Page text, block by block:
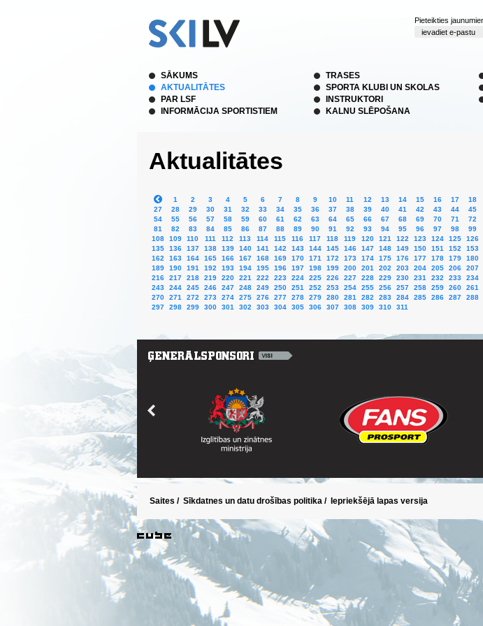
Pieteikties
SĀKUMS
AKTUALITĀTES
PAR LSF
INFORMĀCIJA SPORTISTIEM
TRASES
SPORTA KLUBI UN SKOLAS
INSTRUKTORI
KALNU SLĒPOŠANA
Aktualitātes
1 2 3 4 5 6 7 8 9 10 11 12 13 14 15 16 17 18
27
28 29 30 31 32 33 34 35 36 37 38 39 40 41 42 43 44 45
54
55 56 57 58 59 60 61 62 63 64 65 66 67 68 69 70 71 72
81
82 83 84 85 86 87 88 89 90 91 92 93 94 95 96 97 98 99
108
109 110 111 112 113 114 115 116 117 118 119 120 121 122 123 124 125 126
135
136 137 138 139 140 141 142 143 144 145 146 147 148 149 150 151 152 153
162
163 164 165 166 167 168 169 170 171 172 173 174 175 176 177 178 179 180
189
190 191 192 193 194 195 196 197 198 199 200 201 202 203 204 205 206 207
216
217 218 219 220 221 222 223 224 225 226 227 228 229 230 231 232 233 234
243
244 245 246 247 248 249 250 251 252 253 254 255 256 257 258 259 260 261
270
271 272 273 274 275 276 277 278 279 280 281 282 283 284 285 286 287 288
297
298 299 300 301 302 303 304 305 306 307 308 309 310 311
Saites / Sīkdatnes un datu drošības politika / Iepriekšējā lapas versija